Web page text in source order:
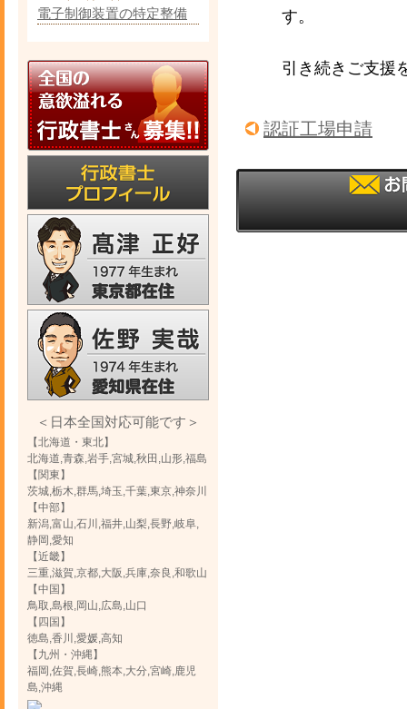
す。
引き続きご支援
認証工場申請
電子制御装置の特定整備
＜日本全国対応可能です＞
【北海道・東北】
北海道,青森,岩手,宮城,秋田,山形,福島
【関東】
茨城,栃木,群馬,埼玉,千葉,東京,神奈川
【中部】
新潟,富山,石川,福井,山梨,長野,岐阜,
静岡,愛知
【近畿】
三重,滋賀,京都,大阪,兵庫,奈良,和歌山
【中国】
鳥取,島根,岡山,広島,山口
【四国】
徳島,香川,愛媛,高知
【九州・沖縄】
福岡,佐賀,長崎,熊本,大分,宮崎,鹿児
島,沖縄